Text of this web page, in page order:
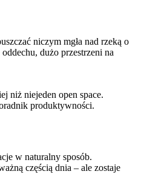
niczym mgła nad rzeką o
dużo przestrzeni na
niż niejeden open space.
produktywności.
w naturalny sposób.
częścią dnia – ale zostaje